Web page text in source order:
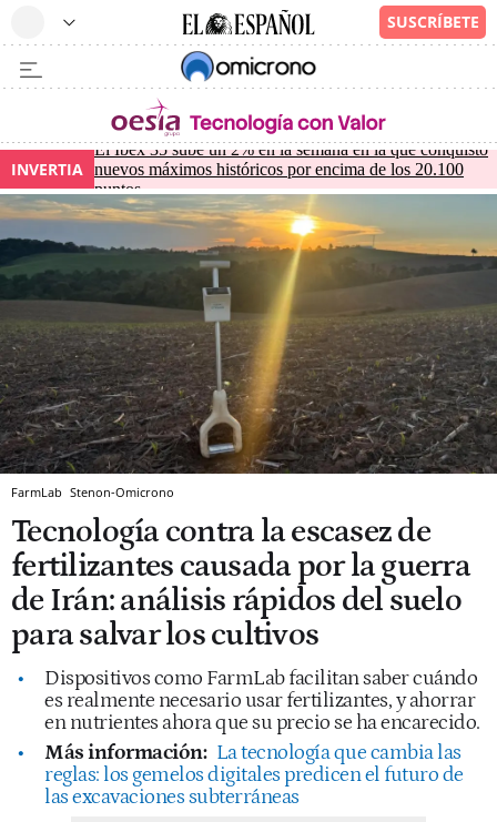
INVERTIA
El Ibex 35 sube un 2% en la semana en la que conquistó
nuevos máximos históricos por encima de los 20.100
puntos
FarmLab Stenon-Omicrono
Tecnología contra la escasez de
fertilizantes causada por la guerra
de Irán: análisis rápidos del suelo
para salvar los cultivos
Dispositivos como FarmLab facilitan saber cuándo
es realmente necesario usar fertilizantes, y ahorrar
en nutrientes ahora que su precio se ha encarecido.
Más información: La tecnología que cambia las
reglas: los gemelos digitales predicen el futuro de
las excavaciones subterráneas